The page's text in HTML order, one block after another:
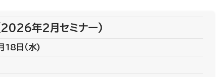
(2026年2月セミナー)
日（水)